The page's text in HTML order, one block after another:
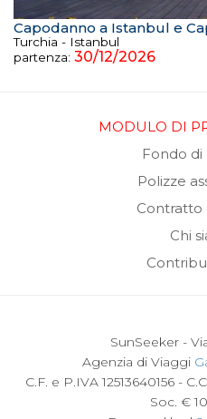
Capodanno a Istanbul e
Turchia - Istanbul
partenza: 30/12/2026
MODULO DI
Fondo di
Polizze
Contratto
Chi
SunSeeker -
Agenzia di Viaggi
C.F. e P.IVA 12513640156 -
Soc. €